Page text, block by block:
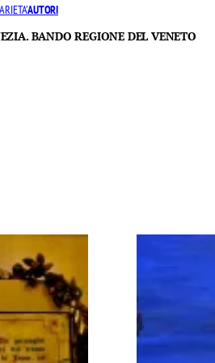
AUTORI
BANDO REGIONE DEL VENETO